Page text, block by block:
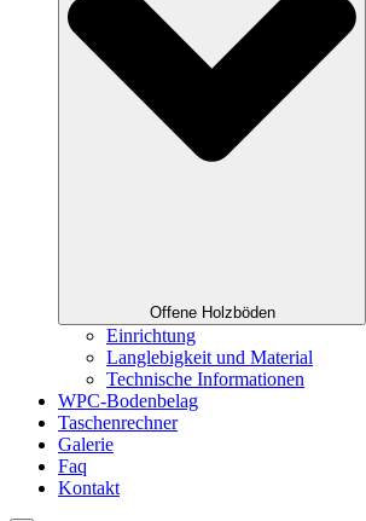
Offene Holzböden
Einrichtung
Langlebigkeit und Material
Technische Informationen
WPC-Bodenbelag
Taschenrechner
Galerie
Faq
Kontakt